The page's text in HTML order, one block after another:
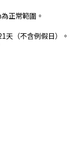
正常範圍。
天（不含例假日）。